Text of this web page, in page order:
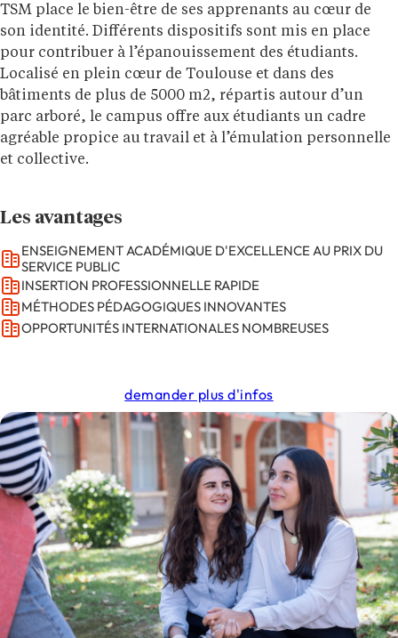
TSM place le bien-être de ses apprenants au cœur de
son identité. Différents dispositifs sont mis en place
pour contribuer à l’épanouissement des étudiants.
Localisé en plein cœur de Toulouse et dans des
bâtiments de plus de 5000 m2, répartis autour d’un
parc arboré, le campus offre aux étudiants un cadre
agréable propice au travail et à l’émulation personnelle
et collective.
Les avantages
ENSEIGNEMENT ACADÉMIQUE D'EXCELLENCE AU PRIX DU
SERVICE PUBLIC
INSERTION PROFESSIONNELLE RAPIDE
MÉTHODES PÉDAGOGIQUES INNOVANTES
OPPORTUNITÉS INTERNATIONALES NOMBREUSES
demander plus d'infos